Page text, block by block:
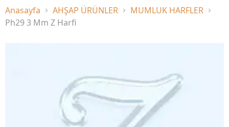
Anasayfa AHŞAP ÜRÜNLER
MUMLUK HARFLER
Ph29 3 Mm Z Harfi